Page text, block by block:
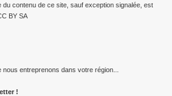
du contenu de ce site, sauf exception signalée, est
BY SA
entreprenons dans votre région...
!